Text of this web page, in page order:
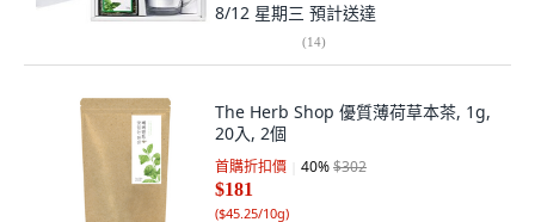
8/12 星期三 預計送達
(14)
The Herb Shop 優質薄荷草本茶, 1g,
20入, 2個
首購折扣價 40%$302
$181
($45.25/10g)